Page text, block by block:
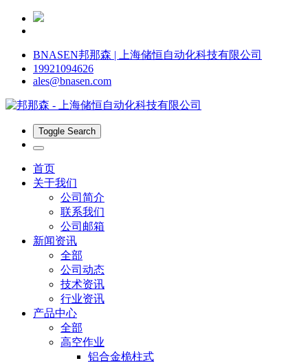
BNASEN邦那森 | 上海储恒自动化科技有限公司
19921094626
ales@bnasen.com
Toggle Search
首页
关于我们
公司简介
联系我们
公司邮箱
新闻资讯
全部
公司动态
技术资讯
行业资讯
产品中心
全部
高空作业
铝合金桅柱式